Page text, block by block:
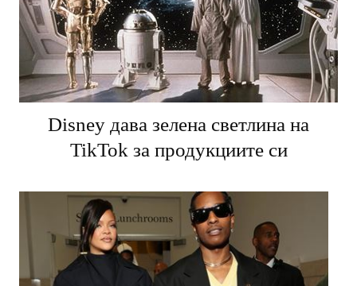
Disney дава зелена светлина на
TikTok за продукциите си